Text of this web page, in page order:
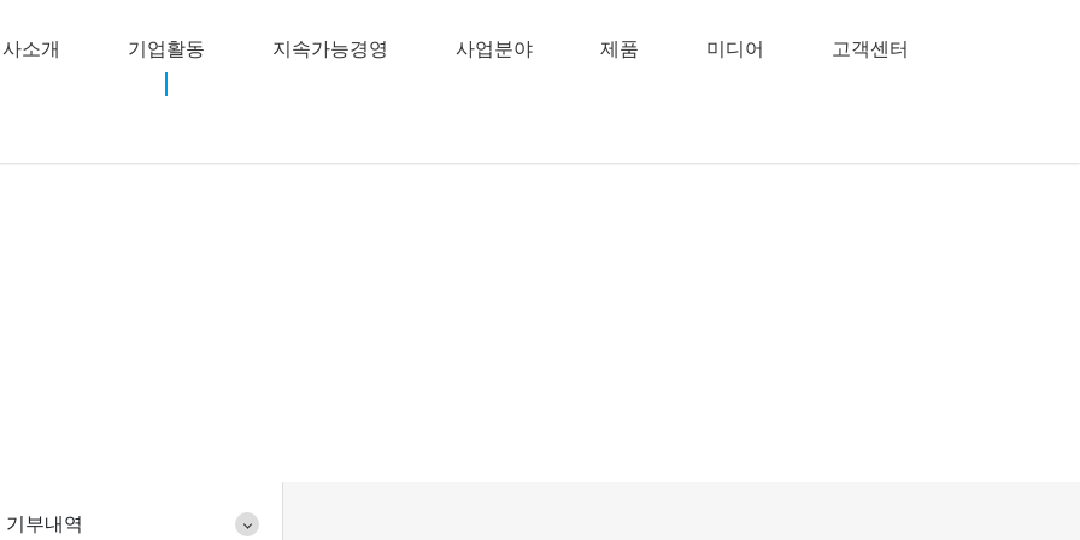
소개 기업활동 지속가능경영 사업분야 제품 미디어 고객센터
기부내역